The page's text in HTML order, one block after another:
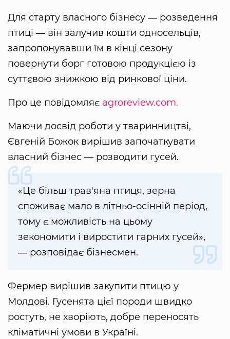
Для старту власного бізнесу ― розведення
птиці ― він залучив кошти односельців,
запропонувавши їм в кінці сезону
повернути борг готовою продукцією із
суттєвою знижкою від ринкової ціни.
Про це повідомляє agroreview.com.
Маючи досвід роботи у тваринництві,
Євгеній Божок вирішив започаткувати
власний бізнес ― розводити гусей.
«Це більш трав'яна птиця, зерна
споживає мало в літньо-осінній період,
тому є можливість на цьому
зекономити і виростити гарних гусей»,
― розповідає бізнесмен.
Фермер вирішив закупити птицю у
Молдові. Гусенята цієї породи швидко
ростуть, не хворіють, добре переносять
кліматичні умови в Україні.